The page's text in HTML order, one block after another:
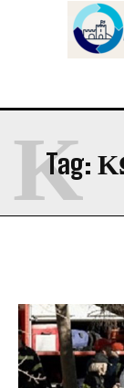
Tag:
Κ